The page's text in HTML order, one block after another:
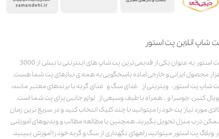
شاپ آنلاین پت استور
پت استور به عنوان یکی از قدیمی‌ترین پت شاپ های اینترنتی با بیش از 3000
محصول ایرانی و خارجی آماده پاسخگویی به همه ی نیازهای پت شما هست.
شاپ پت استور، ویترینی از غذای سگ و غذای گربه با برندهای معتبر مانند:
کنین، جوسرا و .. همراه با طیف وسیعی از لوازم جانبی برای پت شما است.
مورد نیاز پت خود را میتوانید با چند کلیک انتخاب کنید و در سریع ترین زمان
درب منزل تحویل بگیرید. همچنین با مطالعه مطالب و ویدیوهای آموزشی
وبلاگ پت استور میتوانید راههای نگهداری از سگ و گربه خود را آموزش ببینید.